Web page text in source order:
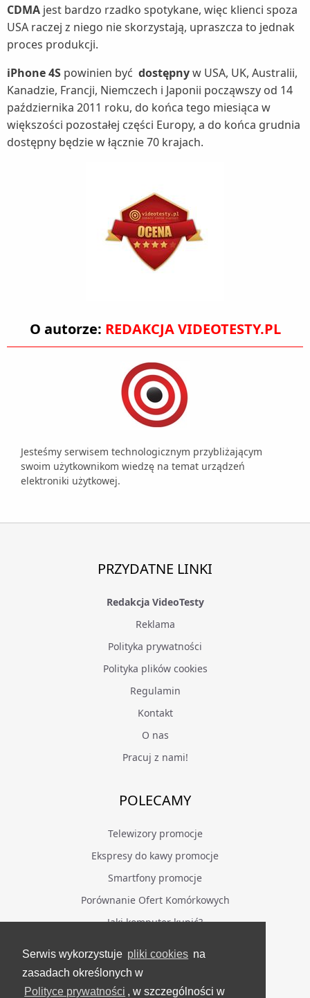
Serwis wykorzystuje pliki cookies na
zasadach określonych w
Polityce prywatności , w szczególności w
CDMA jest bardzo rzadko spotykane, więc klienci spoza
USA raczej z niego nie skorzystają, upraszcza to jednak
proces produkcji.
iPhone 4S powinien być dostępnyw USA, UK, Australii,
Kanadzie, Francji, Niemczech i Japonii począwszy od 14
października 2011 roku, do końca tego miesiąca w
większości pozostałej części Europy, a do końca grudnia
dostępny będzie w łącznie 70 krajach.
O autorze: REDAKCJA VIDEOTESTY.PL
Jesteśmy serwisem technologicznym przybliżającym
swoim użytkownikom wiedzę na temat urządzeń
elektroniki użytkowej.
PRZYDATNE LINKI
Redakcja VideoTesty
Reklama
Polityka prywatności
Polityka plików cookies
Regulamin
Kontakt
O nas
Pracuj z nami!
POLECAMY
Telewizory promocje
Ekspresy do kawy promocje
Smartfony promocje
Porównanie Ofert Komórkowych
Jaki komputer kupić?
BĄDŹ NA BIEŻĄCO